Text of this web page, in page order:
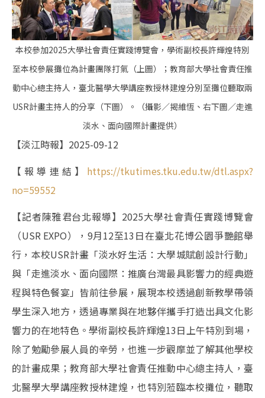
本校參加2025大學社會責任實踐博覽會，學術副校長許輝煌特別
至本校參展攤位為計畫團隊打氣（上圖）；教育部大學社會責任推
動中心總主持人，臺北醫學大學講座教授林建煌分別至攤位聽取兩
USR計畫主持人的分享（下圖）。（攝影／揭維恆、右下圖／走進
淡水、面向國際計畫提供）
【淡江時報】2025-09-12
【報導連結】 https://tkutimes.tku.edu.tw/dtl.aspx?
no=59552
【記者陳雅君台北報導】2025大學社會責任實踐博覽會
（USR EXPO），9月12至13日在臺北花博公園爭艷館舉
行，本校USR計畫「淡水好生活：大學城賦創設計行動」
與「走進淡水、面向國際：推廣台灣最具影響力的經典遊
程與特色餐宴」皆前往參展，展現本校透過創新教學帶領
學生深入地方，透過專業與在地夥伴攜手打造出具文化影
響力的在地特色。學術副校長許輝煌13日上午特別到場，
除了勉勵參展人員的辛勞，也進一步觀摩並了解其他學校
的計畫成果；教育部大學社會責任推動中心總主持人，臺
北醫學大學講座教授林建煌，也特別蒞臨本校攤位，聽取